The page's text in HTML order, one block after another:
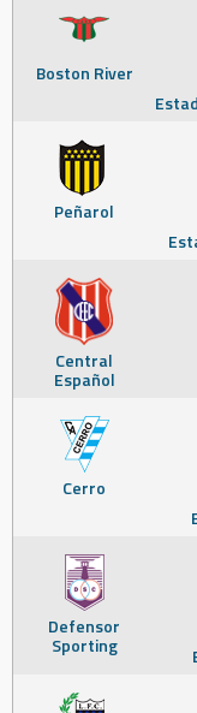
Boston River
Peñarol
Central
Español
Cerro
Defensor
Sporting